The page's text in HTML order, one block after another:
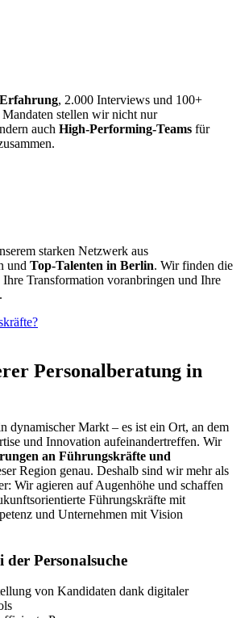
, 2.000 Interviews und 100+
stellen wir nicht nur
auch High-Performing-Teams für
starken Netzwerk aus
und Top-Talenten in Berlin. Wir finden die
Transformation voranbringen und Ihre
Personalberatung in
dynamischer Markt – es ist ein Ort, an dem
und Innovation aufeinandertreffen. Wir
an Führungskräfte und
Region genau. Deshalb sind wir mehr als
Wir agieren auf Augenhöhe und schaffen
Führungskräfte mit
und Unternehmen mit Vision
der Personalsuche
von Kandidaten dank digitaler